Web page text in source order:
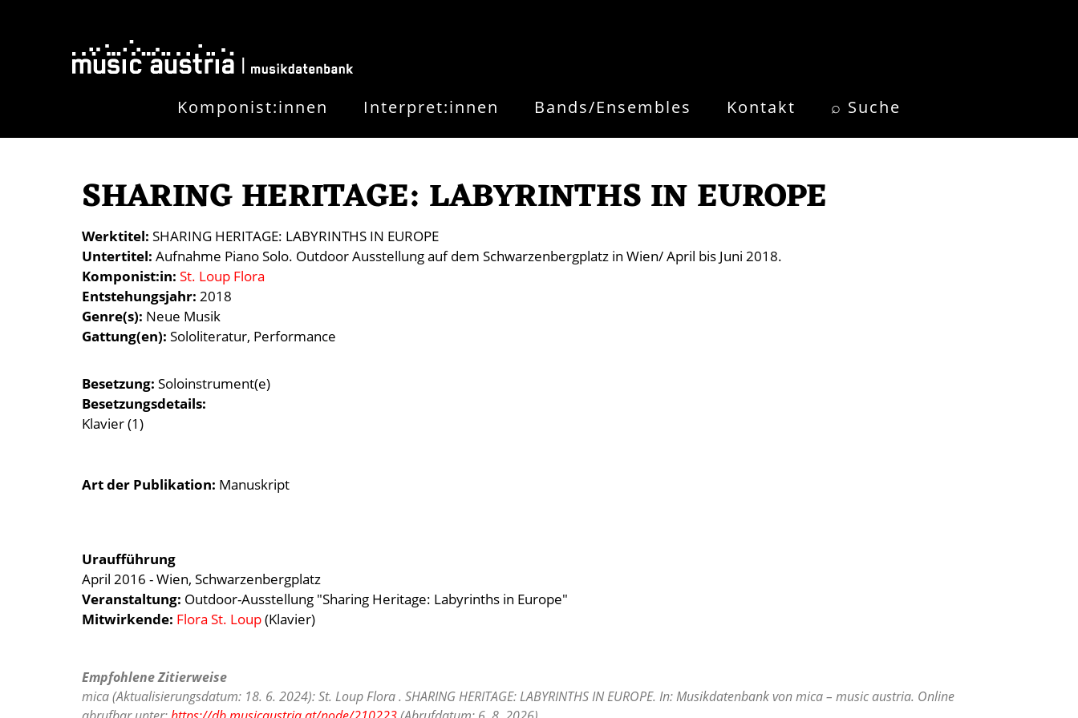
Komponist:innen Interpret:innen Bands/Ensembles Kontakt ⌕ Suche
SHARING HERITAGE: LABYRINTHS IN EUROPE
Werktitel SHARING HERITAGE: LABYRINTHS IN EUROPE
Untertitel Aufnahme Piano Solo. Outdoor Ausstellung auf dem Schwarzenbergplatz in Wien/ April bis Juni 2018.
Komponist:in St. Loup Flora
Entstehungsjahr 2018
Genre(s) Neue Musik
Gattung(en) Sololiteratur Performance
Besetzung Soloinstrument(e)
Besetzungsdetails
Klavier (1)
Art der Publikation Manuskript
Uraufführung
April 2016 - Wien, Schwarzenbergplatz
Veranstaltung: Outdoor-Ausstellung "Sharing Heritage: Labyrinths in Europe"
Mitwirkende: Flora St. Loup(Klavier)
Empfohlene Zitierweise
mica (Aktualisierungsdatum: 18. 6. 2024): St. Loup Flora . SHARING HERITAGE: LABYRINTHS IN EUROPE. In: Musikdatenbank von mica – music austria. Online